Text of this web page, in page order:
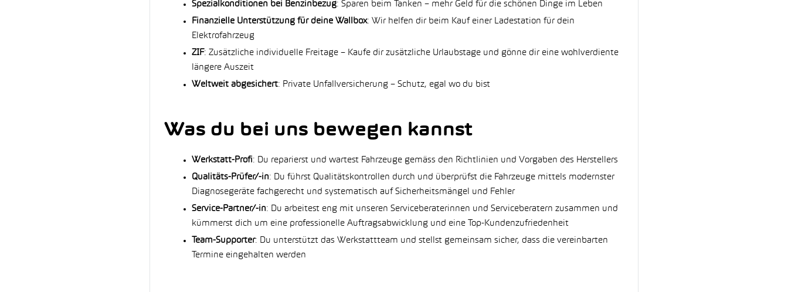
Spezialkonditionen bei Benzinbezug: Sparen beim Tanken – mehr Geld für die schönen Dinge im Leben
Finanzielle Unterstützung für deine Wallbox: Wir helfen dir beim Kauf einer Ladestation für dein
Elektrofahrzeug
ZIF: Zusätzliche individuelle Freitage – Kaufe dir zusätzliche Urlaubstage und gönne dir eine wohlverdiente
längere Auszeit
Weltweit abgesichert: Private Unfallversicherung – Schutz, egal wo du bist
Was du bei uns bewegen kannst
Werkstatt-Profi: Du reparierst und wartest Fahrzeuge gemäss den Richtlinien und Vorgaben des Herstellers
Qualitäts-Prüfer/-in: Du führst Qualitätskontrollen durch und überprüfst die Fahrzeuge mittels modernster
Diagnosegeräte fachgerecht und systematisch auf Sicherheitsmängel und Fehler
Service-Partner/-in: Du arbeitest eng mit unseren Serviceberaterinnen und Serviceberatern zusammen und
kümmerst dich um eine professionelle Auftragsabwicklung und eine Top-Kundenzufriedenheit
Team-Supporter: Du unterstützt das Werkstattteam und stellst gemeinsam sicher, dass die vereinbarten
Termine eingehalten werden